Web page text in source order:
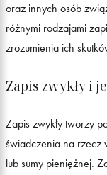
oraz innych osób
różnymi rodzajami
zrozumienia ich
Zapis zwykły i
Zapis zwykły tworzy
świadczenia na rzecz
lub sumy pieniężnej.